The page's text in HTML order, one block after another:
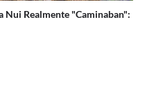
Nui Realmente "Caminaban":